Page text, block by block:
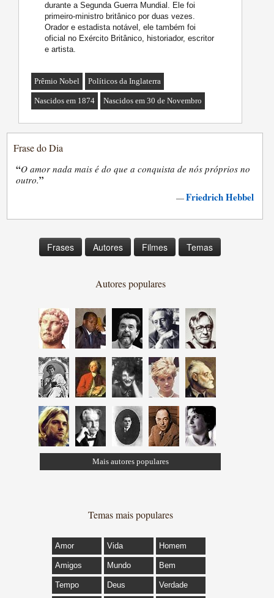
durante a Segunda Guerra Mundial. Ele foi
primeiro-ministro britânico por duas vezes.
Orador e estadista notável, ele também foi
oficial no Exército Britânico, historiador, escritor
e artista.
Prêmio Nobel Políticos da Inglaterra
Nascidos em 1874 Nascidos em 30 de Novembro
Frase do Dia
“O amor nada mais é do que a conquista de nós próprios no
outro.”
—Friedrich Hebbel
Frases Autores Filmes Temas
Autores populares
Mais autores populares
Temas mais populares
Amor Vida Homem
Amigos Mundo Bem
Tempo Deus Verdade